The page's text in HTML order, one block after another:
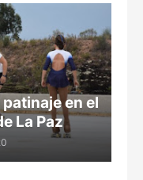
en el
La Paz